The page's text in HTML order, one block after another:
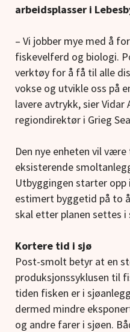
arbeidsplasser i
– Vi jobber mye med å
fiskevelferd og biologi.
verktøy for å få til alle
vokse og utvikle oss på
lavere avtrykk, sier Vidar
regiondirektør i Grieg
Den nye enheten vil
eksisterende
Utbyggingen starter
estimert byggetid på to
skal etter planen settes i
Kortere tid i sjø
Post-smolt betyr at en
produksjonssyklusen til
tiden fisken er i
dermed mindre
og andre farer i sjøen.